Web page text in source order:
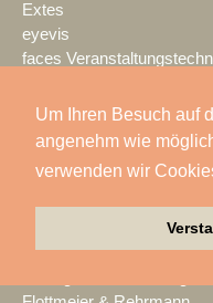
Um Ihren Besuch auf
angenehm wie
verwenden wir
Extes
eyevis
faces
Faital Pro
Feiner Lichttechnik
Ferrofish
FILMTEC
Fischer Amps